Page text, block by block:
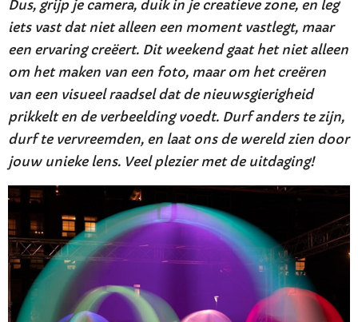
Dus, grijp je camera, duik in je creatieve zone, en leg
iets vast dat niet alleen een moment vastlegt, maar
een ervaring creëert. Dit weekend gaat het niet alleen
om het maken van een foto, maar om het creëren
van een visueel raadsel dat de nieuwsgierigheid
prikkelt en de verbeelding voedt. Durf anders te zijn,
durf te vervreemden, en laat ons de wereld zien door
jouw unieke lens. Veel plezier met de uitdaging!